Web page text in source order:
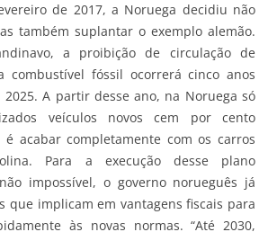
de 2017, a Noruega decidiu não
também suplantar o exemplo alemão.
a proibição de circulação de
combustível fóssil ocorrerá cinco anos
2025. A partir desse ano, na Noruega só
veículos novos cem por cento
acabar completamente com os carros
Para a execução desse plano
impossível, o governo norueguês já
que implicam em vantagens fiscais para
às novas normas. “Até 2030,